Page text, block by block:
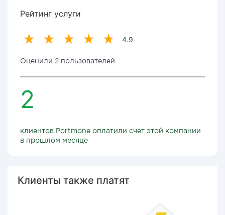
Рейтинг услуги
4.9
Оценили 2 пользователей
2
клиентов Portmone оплатили счет этой компании
в прошлом месяце
Клиенты также платят